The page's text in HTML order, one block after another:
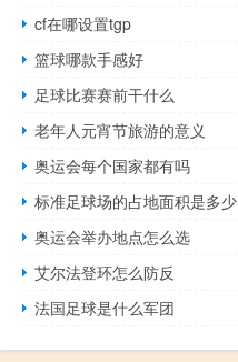
cf在哪设置tgp
篮球哪款手感好
足球比赛赛前干什么
老年人元宵节旅游的意义
奥运会每个国家都有吗
标准足球场的占地面积是多少
奥运会举办地点怎么选
艾尔法登环怎么防反
法国足球是什么军团